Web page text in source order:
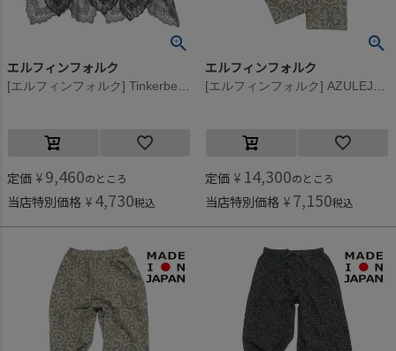
エルフィンフォルク
定価 ¥ 9,460のところ
当店特別価格 ¥ 4,730税込
エルフィンフォルク
定価 ¥ 14,300のところ
当店特別価格 ¥ 7,150税込